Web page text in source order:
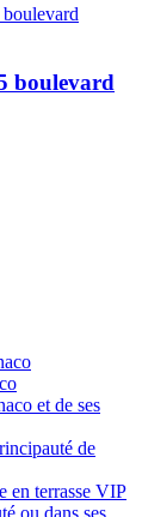
boulevard